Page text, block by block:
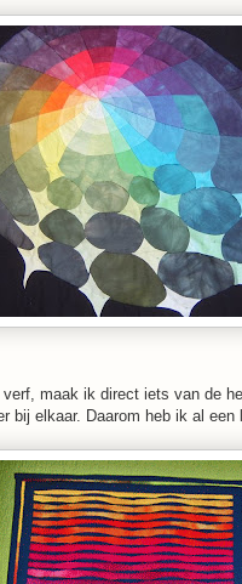
maak ik direct iets van de
bij elkaar. Daarom heb ik al